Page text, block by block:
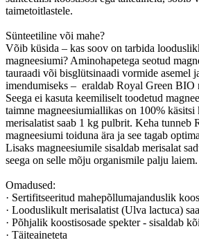
taimetoitlastele.
Sünteetiline või mahe?
Võib küsida – kas soov on tarbida
magneesiumi? Aminohapetega seotud
tauraadi või bisglütsinaadi vormide asemel
imendumiseks – eraldab Royal Green BIO
Seega ei kasuta keemiliselt toodetud
taimne magneesiumiallikas on 100%
merisalatist saab 1 kg pulbrit. Keha tunneb
magneesiumi toiduna ära ja see tagab
Lisaks magneesiumile sisaldab merisalat
seega on selle mõju organismile palju laiem.
Omadused:
· Sertifitseeritud mahepõllumajanduslik
· Looduslikult merisalatist (Ulva lactuca)
· Põhjalik koostisosade spekter - sisaldab
· Täiteaineteta